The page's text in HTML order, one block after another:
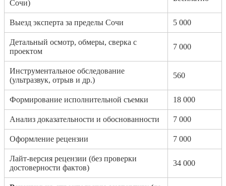
Сочи)
Выезд эксперта за пределы Сочи 5 000
Детальный осмотр, обмеры, сверка с
проектом
7 000
Инструментальное обследование
(ультразвук, отрыв и др.)
560
Формирование исполнительной съемки 18 000
Анализ доказательности и обоснованности 7 000
Оформление рецензии 7 000
Лайт-версия рецензии (без проверки
достоверности фактов)
34 000